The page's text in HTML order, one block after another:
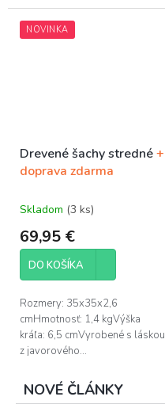
NOVINKA
Drevené šachy stredné+
doprava zdarma
Skladom (3 ks)
69,95 €
DO KOŠÍKA
Rozmery: 35x35x2,6
cmHmotnosť: 1,4 kgVýška
kráľa: 6,5 cmVyrobené s láskou
z javorového...
NOVÉ ČLÁNKY